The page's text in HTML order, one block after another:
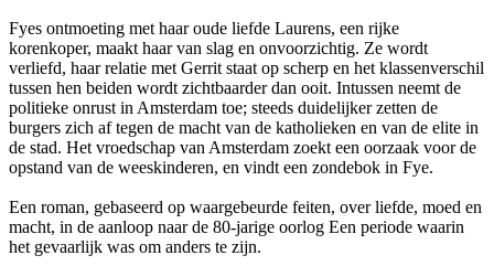
Fyes ontmoeting met haar oude liefde Laurens, een rijke
korenkoper, maakt haar van slag en onvoorzichtig. Ze wordt
verliefd, haar relatie met Gerrit staat op scherp en het klassenverschil
tussen hen beiden wordt zichtbaarder dan ooit. Intussen neemt de
politieke onrust in Amsterdam toe; steeds duidelijker zetten de
burgers zich af tegen de macht van de katholieken en van de elite in
de stad. Het vroedschap van Amsterdam zoekt een oorzaak voor de
opstand van de weeskinderen, en vindt een zondebok in Fye.
Een roman, gebaseerd op waargebeurde feiten, over liefde, moed en
macht, in de aanloop naar de 80-jarige oorlog Een periode waarin
het gevaarlijk was om anders te zijn.